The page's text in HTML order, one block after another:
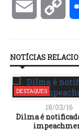
Email
NOTÍCIAS
DESTAQUES
18/03/16
Dilma é